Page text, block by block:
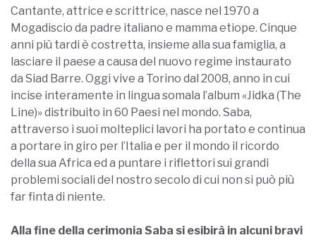
Cantante, attrice e scrittrice, nasce nel 1970 a
Mogadiscio da padre italiano e mamma etiope. Cinque
anni più tardi è costretta, insieme alla sua famiglia, a
lasciare il paese a causa del nuovo regime instaurato
da Siad Barre. Oggi vive a Torino dal 2008, anno in cui
incise interamente in lingua somala l’album «Jidka (The
Line)» distribuito in 60 Paesi nel mondo. Saba,
attraverso i suoi molteplici lavori ha portato e continua
a portare in giro per l’Italia e per il mondo il ricordo
della sua Africa ed a puntare i riflettori sui grandi
problemi sociali del nostro secolo di cui non si può più
far finta di niente.
Alla fine della cerimonia Saba si esibirà in alcuni bravi